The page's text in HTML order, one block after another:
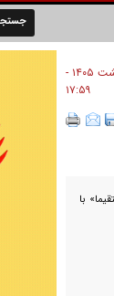
۲۱ ارديبهشت ۱۴۰۵ -
۱۷:۵۹
با